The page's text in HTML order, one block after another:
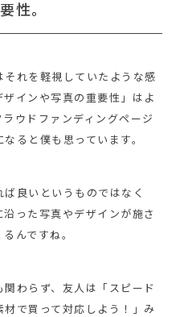
性。
れを軽視していたような感
インや写真の重要性」はよ
ウドファンディングページ
ると僕も思っています。
良いというものではなく
った写真やデザインが施さ
んですね。
わらず、友人は「スピード
で買って対応しよう！」み